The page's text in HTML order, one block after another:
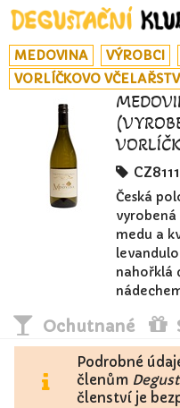
MEDOVINA VÝROBCI
VORLÍČKOVO
Česká
medu a
nahořklá
Ochutnané
Podrobné
členům
členství je